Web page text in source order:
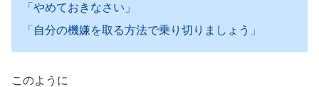
「やめておきなさい」
「自分の機嫌を取る方法で乗り切りましょう」
このように